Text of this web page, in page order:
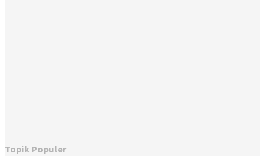
Topik Populer